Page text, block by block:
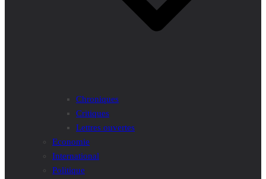
Chroniques
Critiques
Lettres ouvertes
Economie
International
Politique